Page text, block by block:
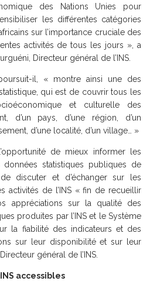
des Nations Unies pour
les différentes catégories
sur l’importance cruciale des
activités de tous les jours », a
Directeur général de l’INS.
il, « montre ainsi une des
qui est de couvrir tous les
et culturelle des
d’un pays, d’une région, d’un
d’une localité, d’un village… »
de mieux informer les
données statistiques publiques de
discuter et d’échanger sur les
activités de l’INS « fin de recueillir
appréciations sur la qualité des
produites par l’INS et le Système
la fiabilité des indicateurs et des
sur leur disponibilité et sur leur
général de l’INS.
accessibles